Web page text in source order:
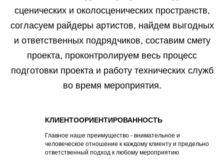
сценических и околосценических пространств,
согласуем райдеры артистов, найдем выгодных
и ответственных подрядчиков, составим смету
проекта, проконтролируем весь процесс
подготовки проекта и работу технических служб
во время мероприятия.
КЛИЕНТООРИЕНТИРОВАННОСТЬ
Главное наше преимущество - внимательное и
человеческое отношение к каждому клиенту и предельно
ответственный подход к любому мероприятию